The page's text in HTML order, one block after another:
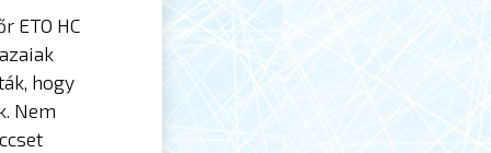
ETO HC
hogy
Nem